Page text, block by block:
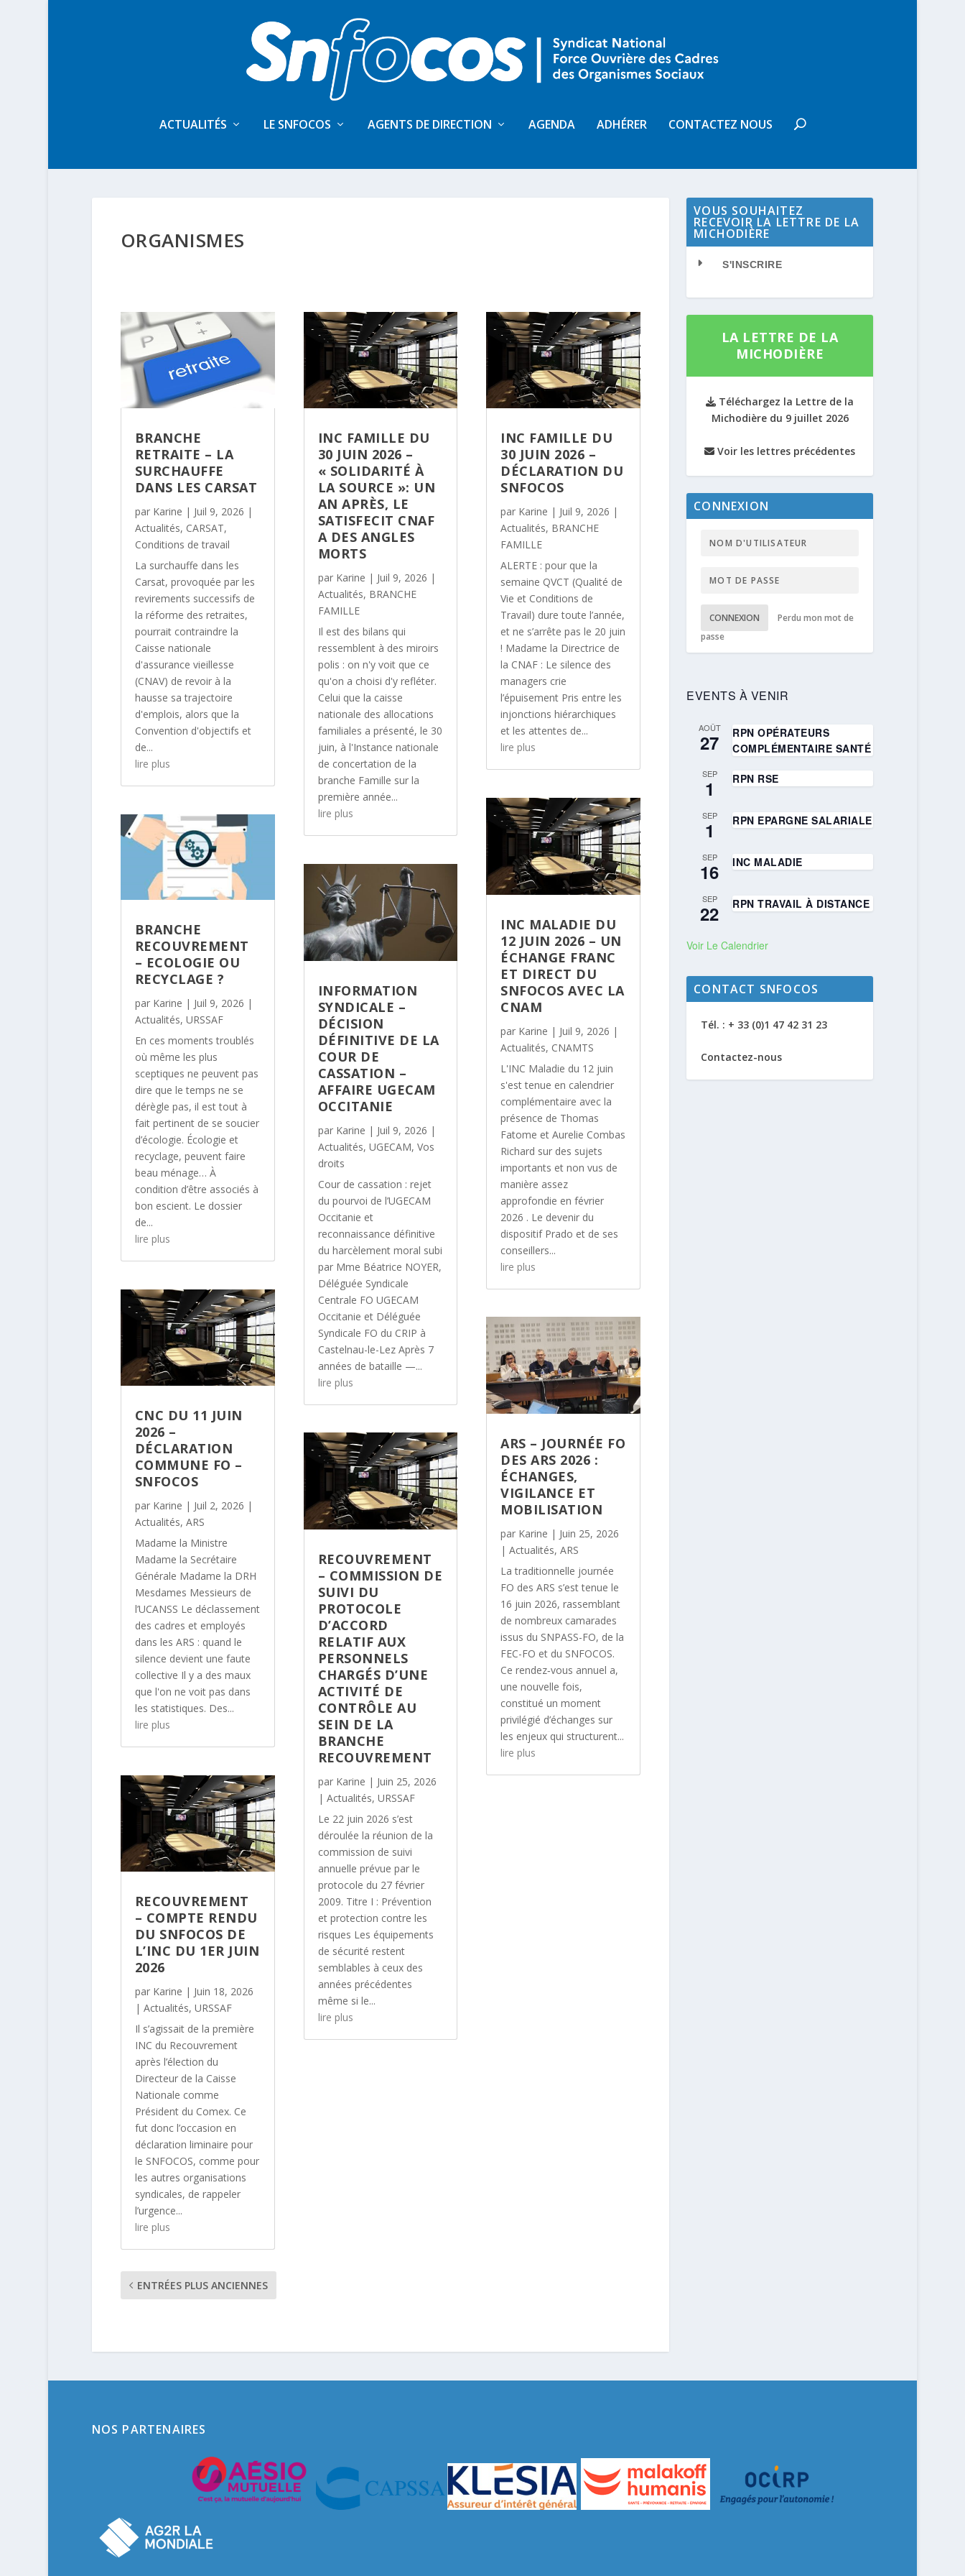
ACTUALITÉS LE SNFOCOS AGENTS DE DIRECTION AGENDA ADHÉRER CONTACTEZ NOUS
ORGANISMES
BRANCHE
RETRAITE – LA
SURCHAUFFE
DANS LES CARSAT
par Karine | Juil 9, 2026 |
Actualités, CARSAT,
Conditions de travail
La surchauffe dans les
Carsat, provoquée par les
revirements successifs de
la réforme des retraites,
pourrait contraindre la
Caisse nationale
d'assurance vieillesse
(CNAV) de revoir à la
hausse sa trajectoire
d'emplois, alors que la
Convention d'objectifs et
de...
lire plus
BRANCHE
RECOUVREMENT
– ECOLOGIE OU
RECYCLAGE ?
par Karine | Juil 9, 2026 |
Actualités, URSSAF
En ces moments troublés
où même les plus
sceptiques ne peuvent pas
dire que le temps ne se
dérègle pas, il est tout à
fait pertinent de se soucier
d’écologie. Écologie et
recyclage, peuvent faire
beau ménage… À
condition d’être associés à
bon escient. Le dossier
de...
lire plus
CNC DU 11 JUIN
2026 –
DÉCLARATION
COMMUNE FO –
SNFOCOS
par Karine | Juil 2, 2026 |
Actualités, ARS
Madame la Ministre
Madame la Secrétaire
Générale Madame la DRH
Mesdames Messieurs de
l’UCANSS Le déclassement
des cadres et employés
dans les ARS : quand le
silence devient une faute
collective Il y a des maux
que l'on ne voit pas dans
les statistiques. Des...
lire plus
RECOUVREMENT
– COMPTE RENDU
DU SNFOCOS DE
L’INC DU 1ER JUIN
2026
par Karine | Juin 18, 2026
| Actualités, URSSAF
Il s’agissait de la première
INC du Recouvrement
après l’élection du
Directeur de la Caisse
Nationale comme
Président du Comex. Ce
fut donc l’occasion en
déclaration liminaire pour
le SNFOCOS, comme pour
les autres organisations
syndicales, de rappeler
l’urgence...
lire plus
INC FAMILLE DU
30 JUIN 2026 –
« SOLIDARITÉ À
LA SOURCE »: UN
AN APRÈS, LE
SATISFECIT CNAF
A DES ANGLES
MORTS
par Karine | Juil 9, 2026 |
Actualités, BRANCHE
FAMILLE
Il est des bilans qui
ressemblent à des miroirs
polis : on n'y voit que ce
qu'on a choisi d'y refléter.
Celui que la caisse
nationale des allocations
familiales a présenté, le 30
juin, à l'Instance nationale
de concertation de la
branche Famille sur la
première année...
lire plus
INFORMATION
SYNDICALE –
DÉCISION
DÉFINITIVE DE LA
COUR DE
CASSATION –
AFFAIRE UGECAM
OCCITANIE
par Karine | Juil 9, 2026 |
Actualités, UGECAM, Vos
droits
Cour de cassation : rejet
du pourvoi de l’UGECAM
Occitanie et
reconnaissance définitive
du harcèlement moral subi
par Mme Béatrice NOYER,
Déléguée Syndicale
Centrale FO UGECAM
Occitanie et Déléguée
Syndicale FO du CRIP à
Castelnau-le-Lez Après 7
années de bataille —...
lire plus
RECOUVREMENT
– COMMISSION DE
SUIVI DU
PROTOCOLE
D’ACCORD
RELATIF AUX
PERSONNELS
CHARGÉS D’UNE
ACTIVITÉ DE
CONTRÔLE AU
SEIN DE LA
BRANCHE
RECOUVREMENT
par Karine | Juin 25, 2026
| Actualités, URSSAF
Le 22 juin 2026 s’est
déroulée la réunion de la
commission de suivi
annuelle prévue par le
protocole du 27 février
2009. Titre I : Prévention
et protection contre les
risques Les équipements
de sécurité restent
semblables à ceux des
années précédentes
même si le...
lire plus
INC FAMILLE DU
30 JUIN 2026 –
DÉCLARATION DU
SNFOCOS
par Karine | Juil 9, 2026 |
Actualités, BRANCHE
FAMILLE
ALERTE : pour que la
semaine QVCT (Qualité de
Vie et Conditions de
Travail) dure toute l’année,
et ne s’arrête pas le 20 juin
! Madame la Directrice de
la CNAF : Le silence des
managers crie
l’épuisement Pris entre les
injonctions hiérarchiques
et les attentes de...
lire plus
INC MALADIE DU
12 JUIN 2026 – UN
ÉCHANGE FRANC
ET DIRECT DU
SNFOCOS AVEC LA
CNAM
par Karine | Juil 9, 2026 |
Actualités, CNAMTS
L'INC Maladie du 12 juin
s'est tenue en calendrier
complémentaire avec la
présence de Thomas
Fatome et Aurelie Combas
Richard sur des sujets
importants et non vus de
manière assez
approfondie en février
2026 . Le devenir du
dispositif Prado et de ses
conseillers...
lire plus
ARS – JOURNÉE FO
DES ARS 2026 :
ÉCHANGES,
VIGILANCE ET
MOBILISATION
par Karine | Juin 25, 2026
|Actualités,ARS
La traditionnelle journée
FO des ARS s’est tenue le
16 juin 2026, rassemblant
de nombreux camarades
issus du SNPASS-FO, de la
FEC-FO et du SNFOCOS.
Ce rendez‑vous annuel a,
une nouvelle fois,
constitué un moment
privilégié d’échanges sur
les enjeux qui structurent...
lire plus
ENTRÉES PLUS ANCIENNES
VOUS SOUHAITEZ
RECEVOIR LA LETTRE DE LA
MICHODIÈRE
S'INSCRIRE
LA LETTRE DE LA
MICHODIÈRE
Téléchargez la Lettre de la
Michodière du 9 juillet 2026
Voir les lettres précédentes
CONNEXION
CONNEXION
Perdu mon mot de
passe
EVENTS À VENIR
AOÛT
27
RPN OPÉRATEURS
COMPLÉMENTAIRE SANTÉ
SEP
1 RPN RSE
SEP
1 RPN EPARGNE SALARIALE
SEP
16 INC MALADIE
SEP
22 RPN TRAVAIL À DISTANCE
Voir Le Calendrier
CONTACT SNFOCOS
Tél. : + 33 (0)1 47 42 31 23
Contactez-nous
NOS PARTENAIRES